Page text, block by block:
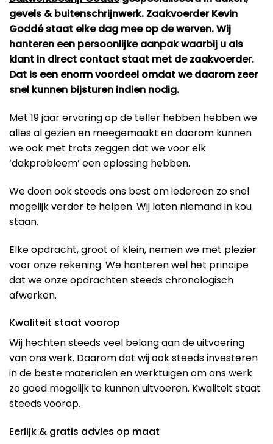
gevels & buitenschrijnwerk. Zaakvoerder Kevin
Goddé staat elke dag mee op de werven. Wij
hanteren een persoonlijke aanpak waarbij u als
klant in direct contact staat met de zaakvoerder.
Dat is een enorm voordeel omdat we daarom zeer
snel kunnen bijsturen indien nodig.
Met 19 jaar ervaring op de teller hebben hebben we
alles al gezien en meegemaakt en daarom kunnen
we ook met trots zeggen dat we voor elk
‘dakprobleem’ een oplossing hebben.
We doen ook steeds ons best om iedereen zo snel
mogelijk verder te helpen. Wij laten niemand in kou
staan.
Elke opdracht, groot of klein, nemen we met plezier
voor onze rekening. We hanteren wel het principe
dat we onze opdrachten steeds chronologisch
afwerken.
Kwaliteit staat voorop
Wij hechten steeds veel belang aan de uitvoering
vanons werk. Daarom dat wij ook steeds investeren
in de beste materialen en werktuigen om ons werk
zo goed mogelijk te kunnen uitvoeren. Kwaliteit staat
steeds voorop.
Eerlijk & gratis advies op maat